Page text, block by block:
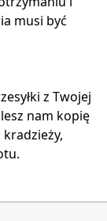
musi być
z Twojej
nam kopię